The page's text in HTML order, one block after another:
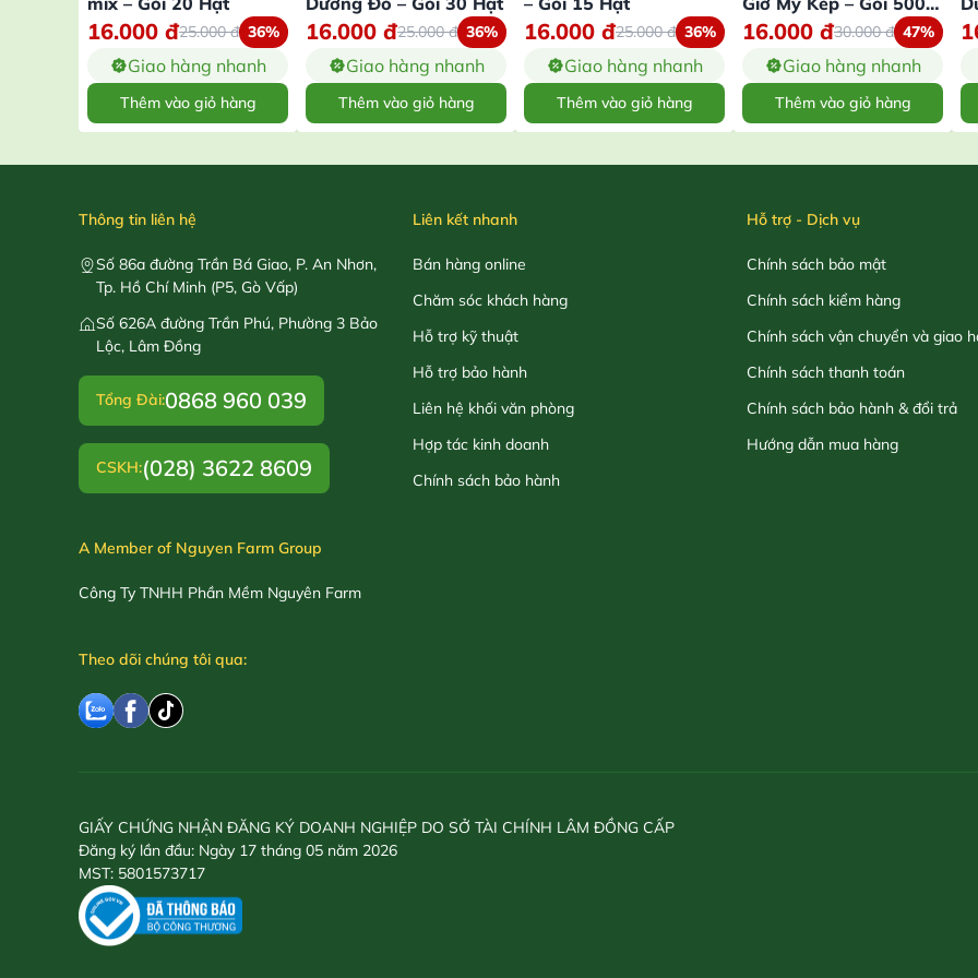
16.000 đ25.000đ 36%
Giao hàng nhanh
Thêm vào giỏ hàng
16.000 đ25.000đ 36%
Giao hàng nhanh
Thêm vào giỏ hàng
16.000 đ25.000đ 36%
Giao hàng nhanh
Thêm vào giỏ hàng
Hạt
16.000 đ30.000đ 47%
Giao hàng nhanh
Thêm vào giỏ hàng
Thông tin liên hệ
Số 86a đường Trần Bá Giao, P. An Nhơn,
Tp. Hồ Chí Minh (P5, Gò Vấp)
Số 626A đường Trần Phú, Phường 3 Bảo
Lộc, Lâm Đồng
Tổng Đài:0868 960 039
CSKH:(028) 3622 8609
A Member of Nguyen Farm Group
Công Ty TNHH Phần Mềm Nguyên Farm
Theo dõi chúng tôi qua:
Liên kết nhanh
Bán hàng online
Chăm sóc khách hàng
Hỗ trợ kỹ thuật
Hỗ trợ bảo hành
Liên hệ khối văn phòng
Hợp tác kinh doanh
Chính sách bảo hành
Hỗ trợ - Dịch vụ
Chính sách bảo mật
Chính sách kiểm hàng
Chính sách vận chuyển và giao
Chính sách thanh toán
Chính sách bảo hành & đổi trả
Hướng dẫn mua hàng
GIẤY CHỨNG NHẬN ĐĂNG KÝ DOANH NGHIỆP DO SỞ TÀI CHÍNH LÂM ĐỒNG CẤP
Đăng ký lần đầu: Ngày 17 tháng 05 năm 2026
MST: 5801573717